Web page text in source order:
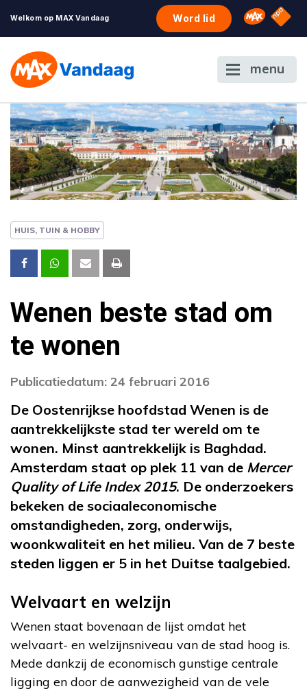
Welkom op MAX Vandaag Word lid Omroep
NPO
menu
HUIS, TUIN & HOBBY
Wenen beste stad om
te wonen
Publicatiedatum: 24 februari 2016
De Oostenrijkse hoofdstad Wenen is de
aantrekkelijkste stad ter wereld om te
wonen. Minst aantrekkelijk is Baghdad.
Amsterdam staat op plek 11 van de Mercer
Quality of Life Index 2015. De onderzoekers
bekeken de sociaaleconomische
omstandigheden, zorg, onderwijs,
woonkwaliteit en het milieu. Van de 7 beste
steden liggen er 5 in het Duitse taalgebied.
Welvaart en welzijn
Wenen staat bovenaan de lijst omdat het
welvaart- en welzijnsniveau van de stad hoog is.
Mede dankzij de economisch gunstige centrale
ligging en door de aanwezigheid van de vele